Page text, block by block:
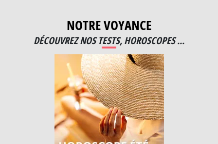
NOTRE VOYANCE
DÉCOUVREZ NOS TESTS, HOROSCOPES ...